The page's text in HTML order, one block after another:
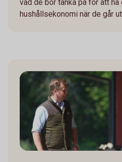
vad de bör tänka på för att ha
hushållsekonomi när de går